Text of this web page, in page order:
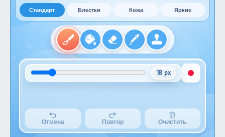
Стандарт Блестки Кожа Яркие
18 px
Отмена Повтор Очистить